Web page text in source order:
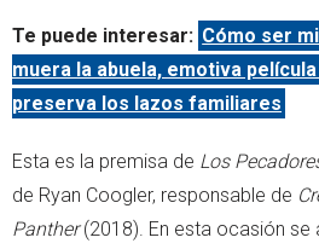
Te puede interesar: Cómo ser
muera la abuela, emotiva
preserva los lazos familiares
Esta es la premisa de Los
de Ryan Coogler, responsable de
Panther(2018). En esta ocasión se